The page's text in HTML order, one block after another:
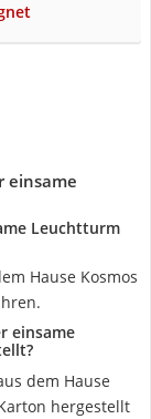
einsame
Leuchtturm
Hause Kosmos
einsame
dem Hause
hergestellt